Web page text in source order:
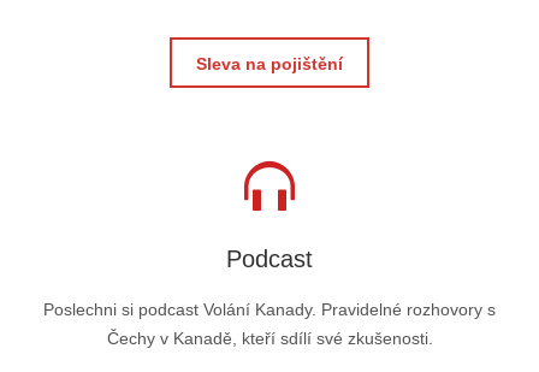
Sleva na pojištění
Podcast
Poslechni si podcast Volání Kanady. Pravidelné rozhovory s
Čechy v Kanadě, kteří sdílí své zkušenosti.